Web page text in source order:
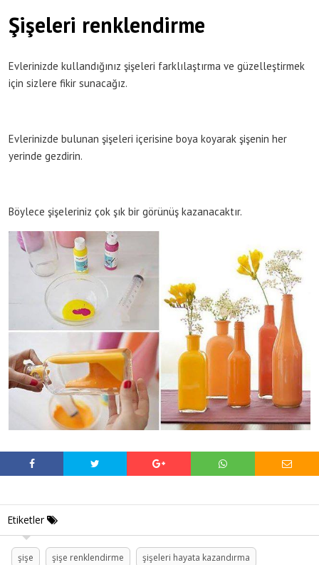
Şişeleri renklendirme
Evlerinizde kullandığınız şişeleri farklılaştırma ve güzelleştirmek
için sizlere fikir sunacağız.
Evlerinizde bulunan şişeleri içerisine boya koyarak şişenin her
yerinde gezdirin.
Böylece şişeleriniz çok şık bir görünüş kazanacaktır.
Etiketler
şişe şişe renklendirme şişeleri hayata kazandırma